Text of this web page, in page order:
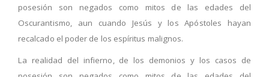
posesión son negados como mitos de las edades del
Oscurantismo, aun cuando Jesús y los Apóstoles hayan
recalcado el poder de los espíritus malignos.
La realidad del infierno, de los demonios y los casos de